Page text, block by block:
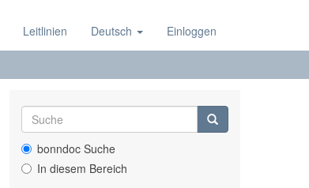
Leitlinien Deutsch Einloggen
bonndoc Suche
In diesem Bereich